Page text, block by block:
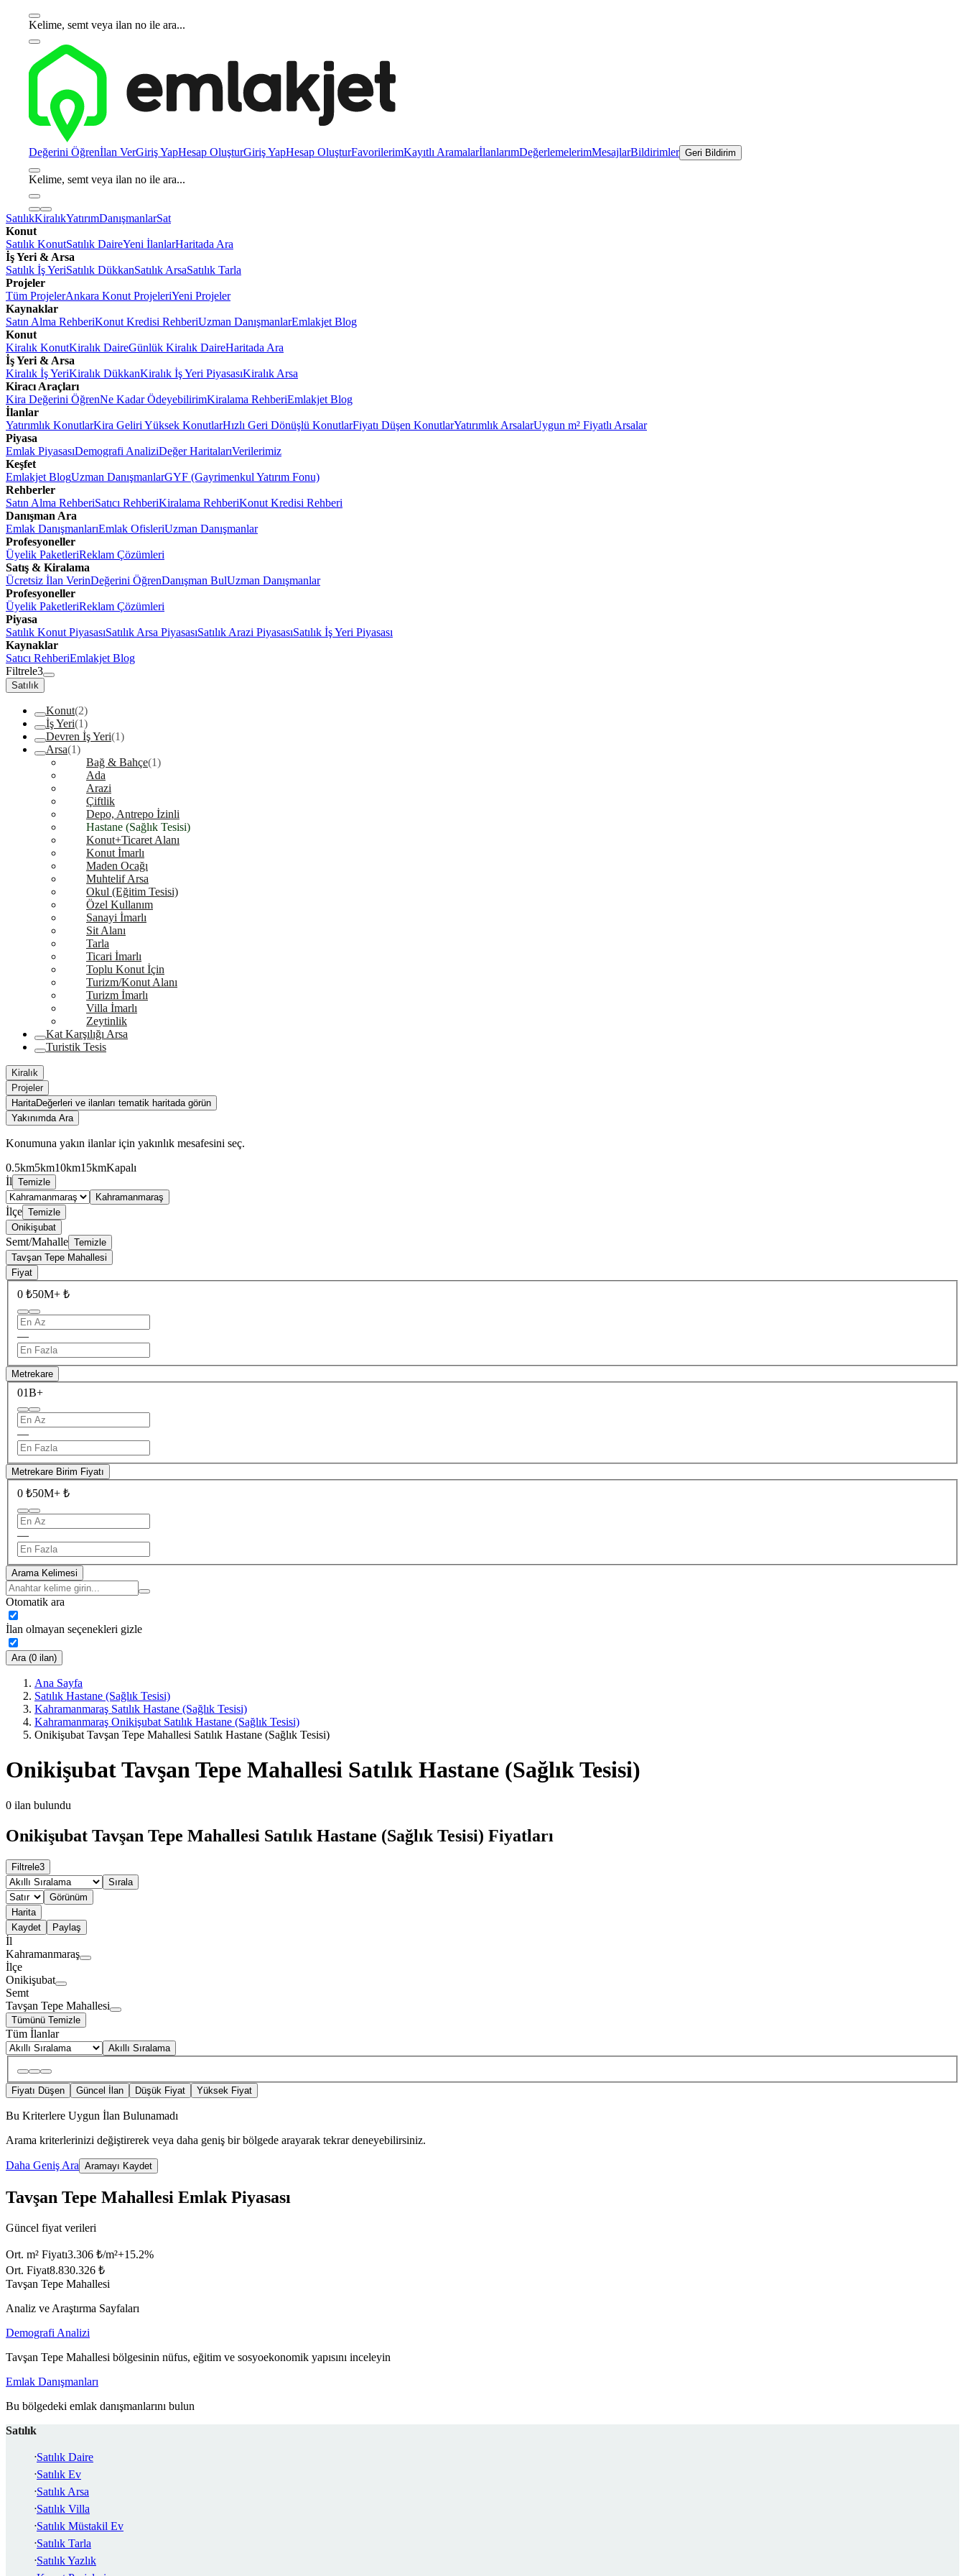
Kelime, semt veya ilan no ile ara...
Değerini Öğrenİlan VerGiriş YapHesap OluşturGiriş YapHesap OluşturFavorilerimKayıtlı AramalarİlanlarımDeğerlemelerimMesajlarBildirimler Geri Bildirim
Kelime, semt veya ilan no ile ara...
SatılıkKiralıkYatırımDanışmanlarSat
Konut
Satılık KonutSatılık DaireYeni İlanlarHaritada Ara
İş Yeri & Arsa
Satılık İş YeriSatılık DükkanSatılık ArsaSatılık Tarla
Projeler
Tüm ProjelerAnkara Konut ProjeleriYeni Projeler
Kaynaklar
Satın Alma RehberiKonut Kredisi RehberiUzman DanışmanlarEmlakjet Blog
Konut
Kiralık KonutKiralık DaireGünlük Kiralık DaireHaritada Ara
İş Yeri & Arsa
Kiralık İş YeriKiralık DükkanKiralık İş Yeri PiyasasıKiralık Arsa
Kiracı Araçları
Kira Değerini ÖğrenNe Kadar ÖdeyebilirimKiralama RehberiEmlakjet Blog
İlanlar
Yatırımlık KonutlarKira Geliri Yüksek KonutlarHızlı Geri Dönüşlü KonutlarFiyatı Düşen KonutlarYatırımlık ArsalarUygun m² Fiyatlı Arsalar
Piyasa
Emlak PiyasasıDemografi AnaliziDeğer HaritalarıVerilerimiz
Keşfet
Emlakjet BlogUzman DanışmanlarGYF (Gayrimenkul Yatırım Fonu)
Rehberler
Satın Alma RehberiSatıcı RehberiKiralama RehberiKonut Kredisi Rehberi
Danışman Ara
Emlak DanışmanlarıEmlak OfisleriUzman Danışmanlar
Profesyoneller
Üyelik PaketleriReklam Çözümleri
Satış & Kiralama
Ücretsiz İlan VerinDeğerini ÖğrenDanışman BulUzman Danışmanlar
Profesyoneller
Üyelik PaketleriReklam Çözümleri
Piyasa
Satılık Konut PiyasasıSatılık Arsa PiyasasıSatılık Arazi PiyasasıSatılık İş Yeri Piyasası
Kaynaklar
Satıcı RehberiEmlakjet Blog
Filtrele3
Satılık
Konut(2)
İş Yeri(1)
Devren İş Yeri(1)
Arsa(1)
Bağ & Bahçe(1)
Ada
Arazi
Çiftlik
Depo, Antrepo İzinli
Hastane (Sağlık Tesisi)
Konut+Ticaret Alanı
Konut İmarlı
Maden Ocağı
Muhtelif Arsa
Okul (Eğitim Tesisi)
Özel Kullanım
Sanayi İmarlı
Sit Alanı
Tarla
Ticari İmarlı
Toplu Konut İçin
Turizm/Konut Alanı
Turizm İmarlı
Villa İmarlı
Zeytinlik
Kat Karşılığı Arsa
Turistik Tesis
Kiralık
Projeler
HaritaDeğerleri ve ilanları tematik haritada görün
Yakınımda Ara
Konumuna yakın ilanlar için yakınlık mesafesini seç.
0.5km5km10km15kmKapalı
İl Temizle
Kahramanmaraş
İlçe Temizle
Onikişubat
Semt/Mahalle Temizle
Tavşan Tepe Mahallesi
Fiyat
0 ₺50M+ ₺
—
Metrekare
01B+
—
Metrekare Birim Fiyatı
0 ₺50M+ ₺
—
Arama Kelimesi
Otomatik ara
İlan olmayan seçenekleri gizle
Ara (0 ilan)
Ana Sayfa
Satılık Hastane (Sağlık Tesisi)
Kahramanmaraş Satılık Hastane (Sağlık Tesisi)
Kahramanmaraş Onikişubat Satılık Hastane (Sağlık Tesisi)
Onikişubat Tavşan Tepe Mahallesi Satılık Hastane (Sağlık Tesisi)
Onikişubat Tavşan Tepe Mahallesi Satılık Hastane (Sağlık Tesisi)
0 ilan bulundu
Onikişubat Tavşan Tepe Mahallesi Satılık Hastane (Sağlık Tesisi) Fiyatları
Filtrele3
Sırala
Görünüm
Harita
Kaydet
Paylaş
İl
Kahramanmaraş
İlçe
Onikişubat
Semt
Tavşan Tepe Mahallesi
Tümünü Temizle
Tüm İlanlar
Akıllı Sıralama
Fiyatı Düşen Güncel İlan Düşük Fiyat Yüksek Fiyat
Bu Kriterlere Uygun İlan Bulunamadı
Arama kriterlerinizi değiştirerek veya daha geniş bir bölgede arayarak tekrar deneyebilirsiniz.
Daha Geniş Ara Aramayı Kaydet
Tavşan Tepe Mahallesi Emlak Piyasası
Güncel fiyat verileri
Ort. m² Fiyatı3.306 ₺/m²+15.2%
Ort. Fiyat8.830.326 ₺
Tavşan Tepe Mahallesi
Analiz ve Araştırma Sayfaları
Demografi Analizi
Tavşan Tepe Mahallesi bölgesinin nüfus, eğitim ve sosyoekonomik yapısını inceleyin
Emlak Danışmanları
Bu bölgedeki emlak danışmanlarını bulun
Satılık
Satılık Daire
Satılık Ev
Satılık Arsa
Satılık Villa
Satılık Müstakil Ev
Satılık Tarla
Satılık Yazlık